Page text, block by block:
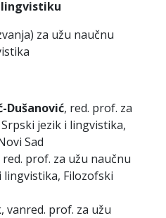
lingvistiku
za užu naučnu
Dušanović, red. prof. za
jezik i lingvistika,
Sad
red. prof. za užu naučnu
Filozofski
, vanred. prof. za užu